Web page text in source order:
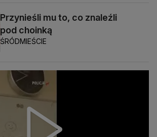
Przynieśli mu to, co znaleźli
pod choinką
ŚRÓDMIEŚCIE